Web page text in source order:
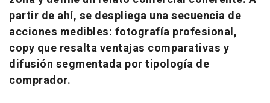
partir de ahí, se despliega una secuencia de
acciones medibles: fotografía profesional,
copy que resalta ventajas comparativas y
difusión segmentada por tipología de
comprador.